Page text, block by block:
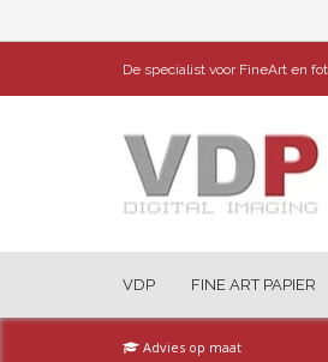
De specialist voor FineArt en
VDP FINE ART PAPIER
Advies op maat